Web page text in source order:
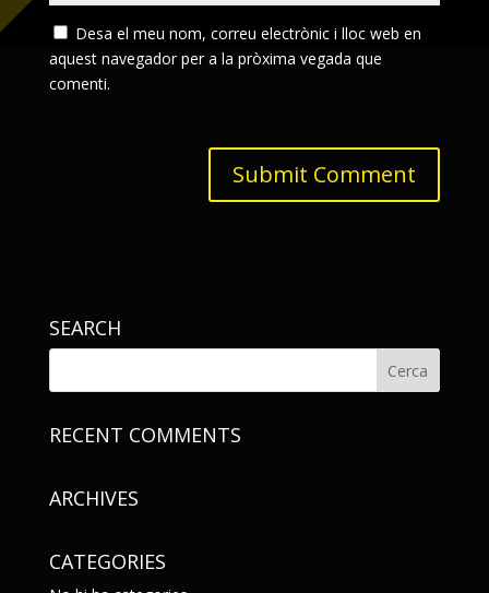
Desa el meu nom, correu electrònic i lloc web en
aquest navegador per a la pròxima vegada que
comenti.
SEARCH
RECENT COMMENTS
ARCHIVES
CATEGORIES